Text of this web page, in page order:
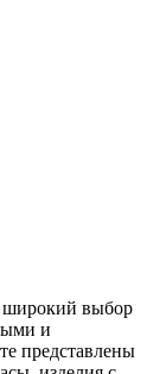
широкий выбор
и
представлены